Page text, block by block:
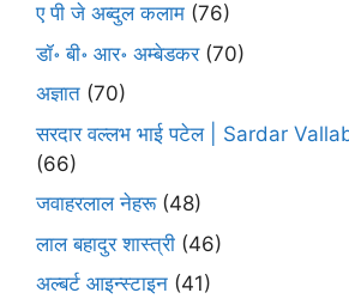
ए पी जे अब्दुल कलाम (76)
डॉ॰ बी॰ आर॰ अम्बेडकर(70)
अज्ञात (70)
सरदार वल्लभ भाई पटेल | Sardar
(66)
जवाहरलाल नेहरू(48)
लाल बहादुर शास्त्री (46)
अल्बर्ट आइन्स्टाइन (41)